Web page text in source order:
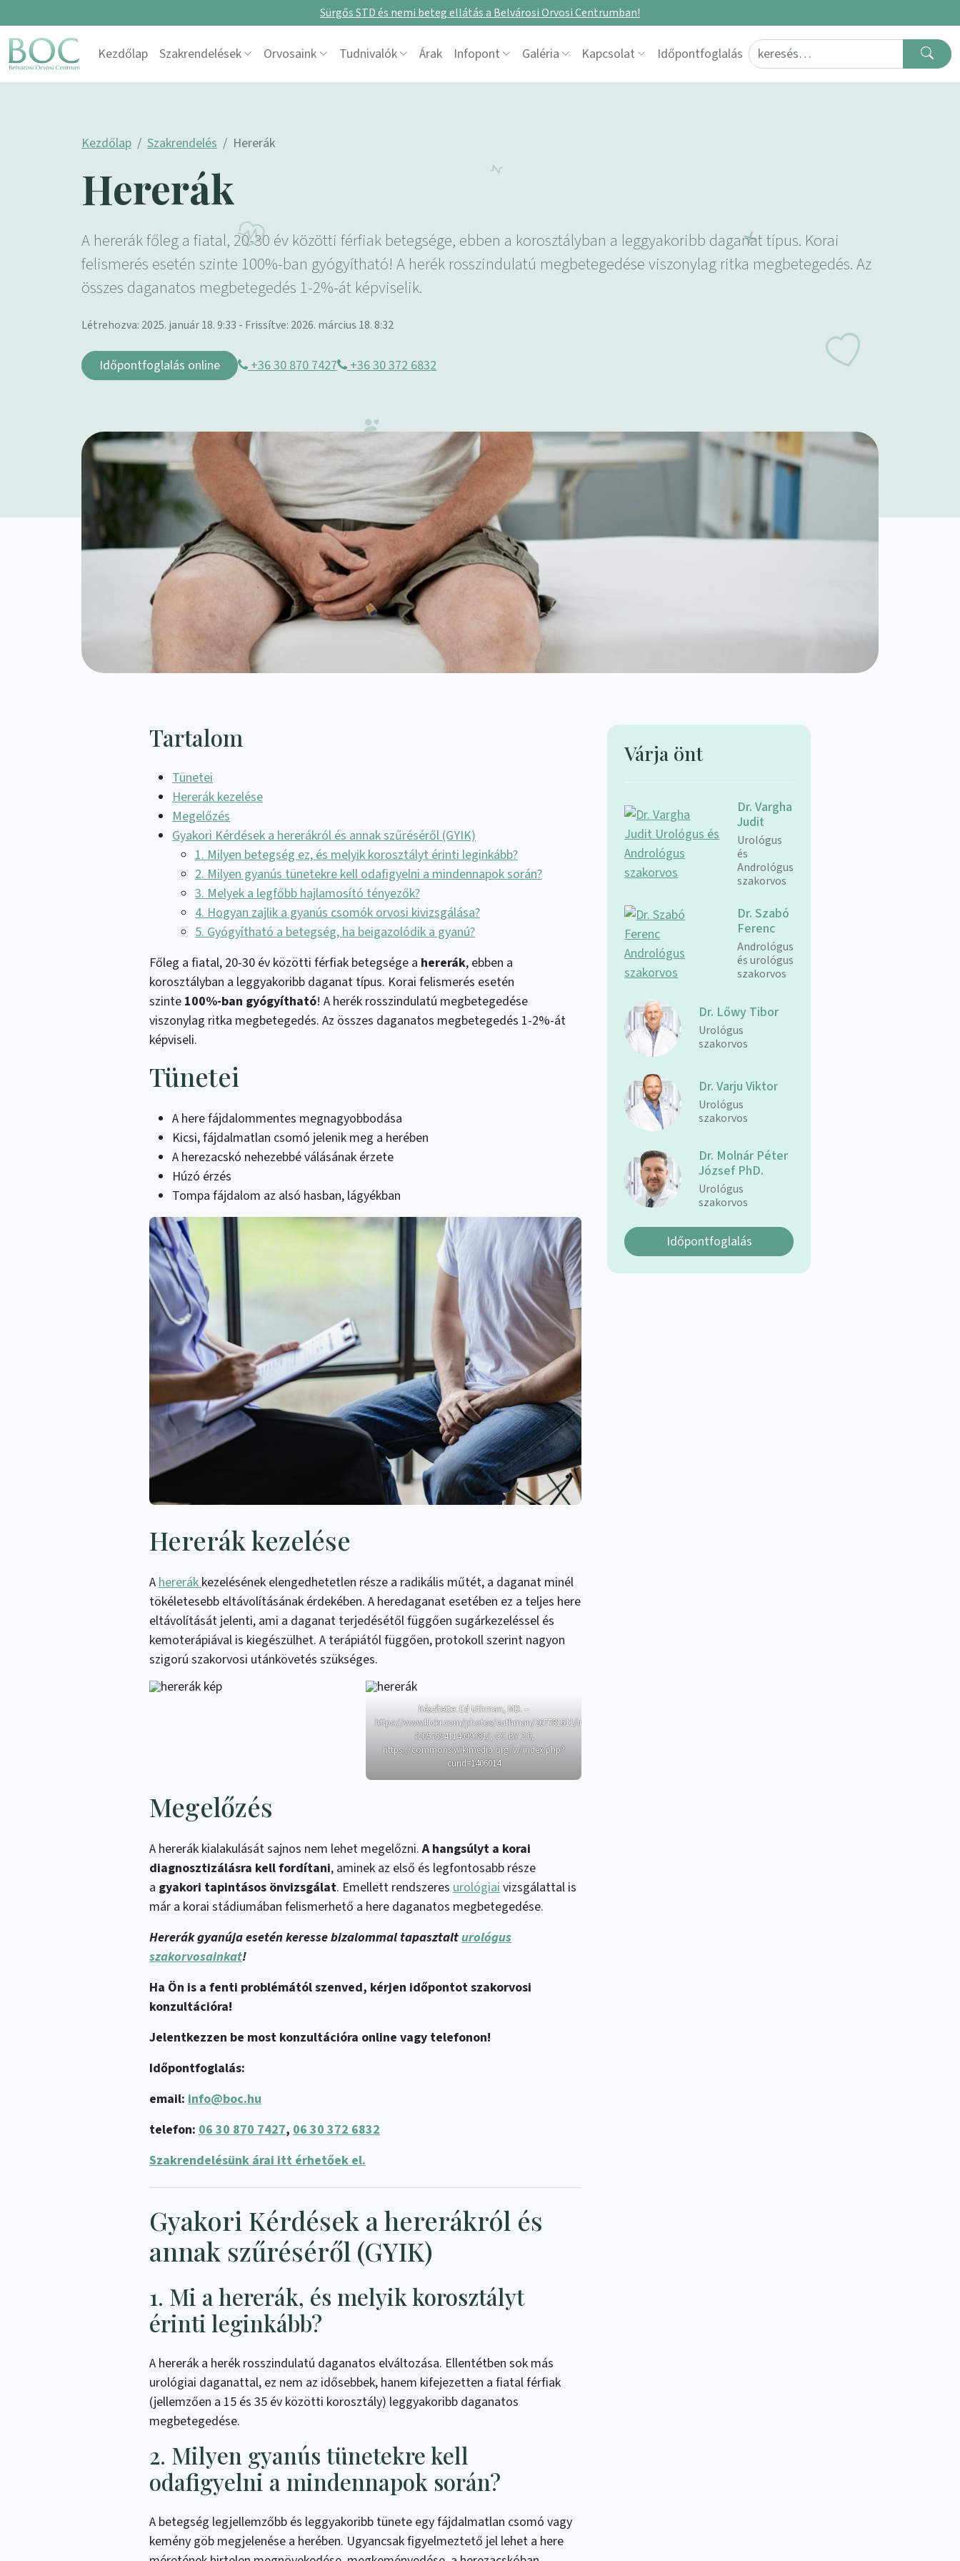
Sürgős STD és nemi beteg ellátás a Belvárosi Orvosi Centrumban!
Skip to content
Main Navigation
Kezdőlap Szakrendelések Orvosaink Tudnivalók Árak Infopont Galéria Kapcsolat Időpontfoglalás Search for:
Kezdőlap Szakrendelés Hererák
Hererák
A hererák főleg a fiatal, 20-30 év közötti férfiak betegsége, ebben a korosztályban a leggyakoribb daganat típus. Korai
felismerés esetén szinte 100%-ban gyógyítható! A herék rosszindulatú megbetegedése viszonylag ritka megbetegedés. Az
összes daganatos megbetegedés 1-2%-át képviselik.
Létrehozva: 2025. január 18. 9:33 - Frissítve: 2026. március 18. 8:32
Időpontfoglalás online +36 30 870 7427 +36 30 372 6832
Tartalom
Tünetei
Hererák kezelése
Megelőzés
Gyakori Kérdések a hererákról és annak szűréséről (GYIK)
1. Milyen betegség ez, és melyik korosztályt érinti leginkább?
2. Milyen gyanús tünetekre kell odafigyelni a mindennapok során?
3. Melyek a legfőbb hajlamosító tényezők?
4. Hogyan zajlik a gyanús csomók orvosi kivizsgálása?
5. Gyógyítható a betegség, ha beigazolódik a gyanú?
Főleg a fiatal, 20-30 év közötti férfiak betegsége a hererák, ebben a
korosztályban a leggyakoribb daganat típus. Korai felismerés esetén
szinte 100%-ban gyógyítható! A herék rosszindulatú megbetegedése
viszonylag ritka megbetegedés. Az összes daganatos megbetegedés 1-2%-át
képviseli.
Tünetei
A here fájdalommentes megnagyobbodása
Kicsi, fájdalmatlan csomó jelenik meg a herében
A herezacskó nehezebbé válásának érzete
Húzó érzés
Tompa fájdalom az alsó hasban, lágyékban
Hererák kezelése
Ahererákkezelésének elengedhetetlen része a radikális műtét, a daganat minél
tökéletesebb eltávolításának érdekében. A heredaganat esetében ez a teljes here
eltávolítását jelenti, ami a daganat terjedésétől függően sugárkezeléssel és
kemoterápiával is kiegészülhet. A terápiától függően, protokoll szerint nagyon
szigorú szakorvosi utánkövetés szükséges.
Készítette: Ed Uthman, MD. –
https://www.flickr.com/photos/euthman/267781611/in/set-
72057594114099781/, CC BY 2.0,
https://commons.wikimedia.org/w/index.php?
curid=1406014
Megelőzés
A hererák kialakulását sajnos nem lehet megelőzni.A hangsúlyt a korai
diagnosztizálásra kell fordítani, aminek az első és legfontosabb része
a gyakori tapintásos önvizsgálat. Emellett rendszeres urológiaivizsgálattal is
már a korai stádiumában felismerhető a here daganatos megbetegedése.
Hererák gyanúja esetén keresse bizalommal tapasztalturológus
szakorvosainkat!
Ha Ön is a fenti problémától szenved, kérjen időpontot szakorvosi
konzultációra!
Jelentkezzen be most konzultációra online vagy telefonon!
Időpontfoglalás:
email: info@boc.hu
telefon: 06 30 870 7427, 06 30 372 6832
Szakrendelésünk árai itt érhetőek el.
Gyakori Kérdések a hererákról és
annak szűréséről (GYIK)
1. Mi a hererák, és melyik korosztályt
érinti leginkább?
A hererák a herék rosszindulatú daganatos elváltozása. Ellentétben sok más
urológiai daganattal, ez nem az idősebbek, hanem kifejezetten a fiatal férfiak
(jellemzően a 15 és 35 év közötti korosztály) leggyakoribb daganatos
megbetegedése.
2. Milyen gyanús tünetekre kell
odafigyelni a mindennapok során?
A betegség legjellemzőbb és leggyakoribb tünete egy fájdalmatlan csomó vagy
kemény göb megjelenése a herében. Ugyancsak figyelmeztető jel lehet a here
Várja önt
Dr. Vargha
Judit
Urológus
és
Andrológus
szakorvos
Dr. Szabó
Ferenc
Andrológus
és urológus
szakorvos
Dr. Lőwy Tibor
Urológus
szakorvos
Dr. Varju Viktor
Urológus
szakorvos
Dr. Molnár Péter
József PhD.
Urológus
szakorvos
Időpontfoglalás